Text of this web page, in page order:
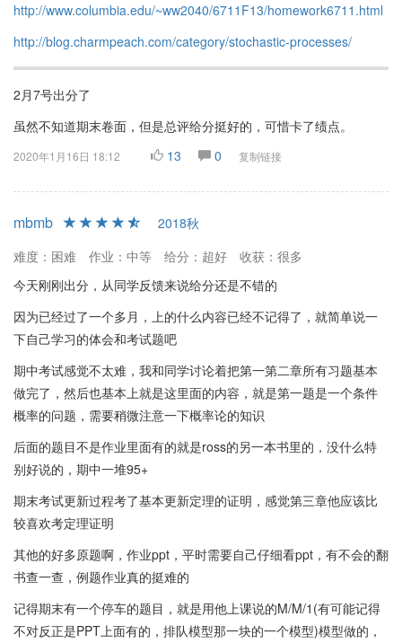
http://www.columbia.edu/~ww2040/6711F13/homework6711.html
http://blog.charmpeach.com/category/stochastic-processes/
2月7号出分了
虽然不知道期末卷面，但是总评给分挺好的，可惜卡了绩点。
2020年1月16日 18:12 13 0 复制链接
mbmb
2018秋
难度：困难
作业：中等 给分：超好
收获：很多
今天刚刚出分，从同学反馈来说给分还是不错的
因为已经过了一个多月，上的什么内容已经不记得了，就简单说一
下自己学习的体会和考试题吧
期中考试感觉不太难，我和同学讨论着把第一第二章所有习题基本
做完了，然后也基本上就是这里面的内容，就是第一题是一个条件
概率的问题，需要稍微注意一下概率论的知识
后面的题目不是作业里面有的就是ross的另一本书里的，没什么特
别好说的，期中一堆95+
期末考试更新过程考了基本更新定理的证明，感觉第三章他应该比
较喜欢考定理证明
其他的好多原题啊，作业ppt，平时需要自己仔细看ppt，有不会的翻
书查一查，例题作业真的挺难的
记得期末有一个停车的题目，就是用他上课说的M/M/1(有可能记得
不对反正是PPT上面有的，排队模型那一块的一个模型)模型做的，